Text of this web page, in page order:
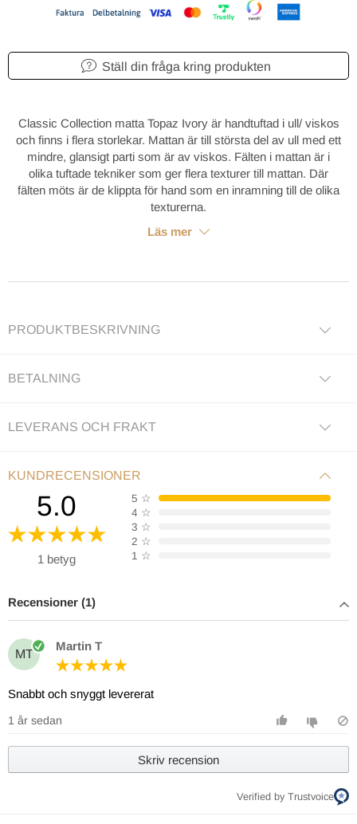
Ställ din fråga kring produkten
Classic Collection matta Topaz Ivory är handtuftad i ull/ viskos
och finns i flera storlekar. Mattan är till största del av ull med ett
mindre, glansigt parti som är av viskos. Fälten i mattan är i
olika tuftade tekniker som ger flera texturer till mattan. Där
fälten möts är de klippta för hand som en inramning till de olika
texturerna.
Läs mer
PRODUKTBESKRIVNING
BETALNING
LEVERANS OCH FRAKT
KUNDRECENSIONER
5.0
1 betyg
5 ☆
4 ☆
3 ☆
2 ☆
1 ☆
Recensioner (1)
MT
Martin T
Snabbt och snyggt levererat
1 år sedan
Skriv recension
Verified by Trustvoice